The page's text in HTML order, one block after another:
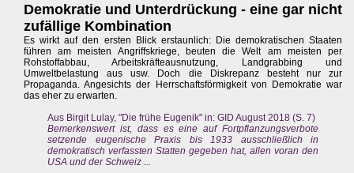
Demokratie und Unterdrückung - eine gar nicht
zufällige Kombination
Es wirkt auf den ersten Blick erstaunlich: Die demokratischen Staaten
führen am meisten Angriffskriege, beuten die Welt am meisten per
Rohstoffabbau, Arbeitskräfteausnutzung, Landgrabbing und
Umweltbelastung aus usw. Doch die Diskrepanz besteht nur zur
Propaganda. Angesichts der Herrschaftsförmigkeit von Demokratie war
das eher zu erwarten.
Aus Birgit Lulay, "Die frühe Eugenik" in: GID August 2018 (S. 7)
Bemerkenswert ist, dass es eine auf Fortpflanzungsverbote
setzende eugenische Praxis bis 1933 ausschließlich in
demokratisch verfassten Statten gegeben hat, allen voran den
USA und der Schweiz ...